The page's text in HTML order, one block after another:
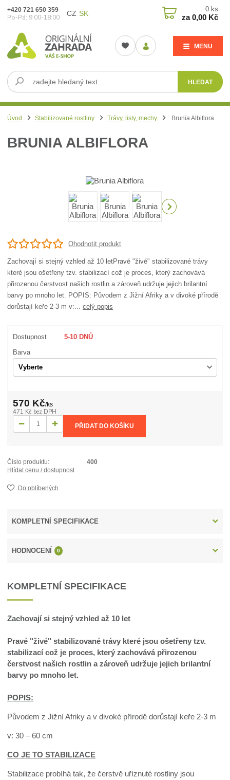
CZ SK
MENU
HLEDAT
+420 721 650 359
Po-Pá: 9:00-18:00
0 ks
za0,00 Kč
Úvod Stabilizované rostliny Trávy, listy, mechy Brunia Albiflora
BRUNIA ALBIFLORA
Ohodnotit produkt
Zachovají si stejný vzhled až 10 letPravé "živé" stabilizované trávy
které jsou ošetřeny tzv. stabilizací což je proces, který zachovává
přirozenou čerstvost našich rostlin a zároveň udržuje jejich brilantní
barvy po mnoho let. POPIS: Původem z Jižní Afriky a v divoké přírodě
dorůstají keře 2-3 m v:...celý popis
Dostupnost 5-10 DNŮ
Barva
570 Kč/ks
471 Kč bez DPH
PŘIDAT DO KOŠÍKU
Číslo produktu:
400
Hlídat cenu / dostupnost
Do oblíbených
KOMPLETNÍ SPECIFIKACE
HODNOCENÍ 0
KOMPLETNÍ SPECIFIKACE
Zachovají si stejný vzhled až 10 let
Pravé "živé" stabilizované trávy které jsou ošetřeny tzv.
stabilizací což je proces, který zachovává přirozenou
čerstvost našich rostlin a zároveň udržuje jejich brilantní
barvy po mnoho let.
POPIS:
Původem z Jižní Afriky a v divoké přírodě dorůstají keře 2-3 m
v: 30 – 60 cm
CO JE TO STABILIZACE
Stabilizace probíhá tak, že čerstvě uříznuté rostliny jsou